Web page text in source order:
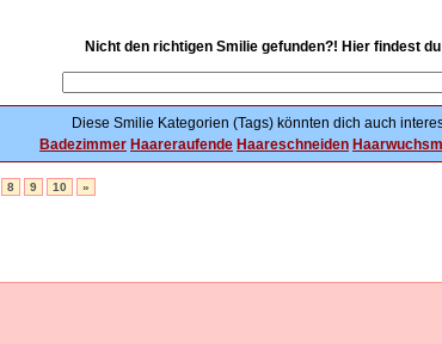
Nicht den richtigen Smilie gefunden?! Hier findest
Diese Smilie Kategorien (Tags) könnten dich auch
Badezimmer Haareraufende Haareschneiden
8 9 10 »